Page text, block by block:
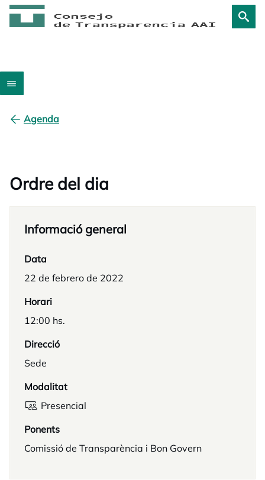
Agenda
Ordre del dia
Informació general
Data
22 de febrero de 2022
Horari
12:00 hs.
Direcció
Sede
Modalitat
Presencial
Ponents
Comissió de Transparència i Bon Govern